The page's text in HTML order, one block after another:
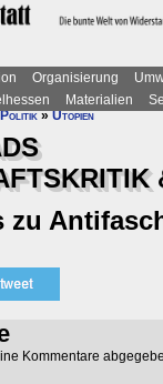
Organisierung
Materialien
»Utopien
zu
Kommentare